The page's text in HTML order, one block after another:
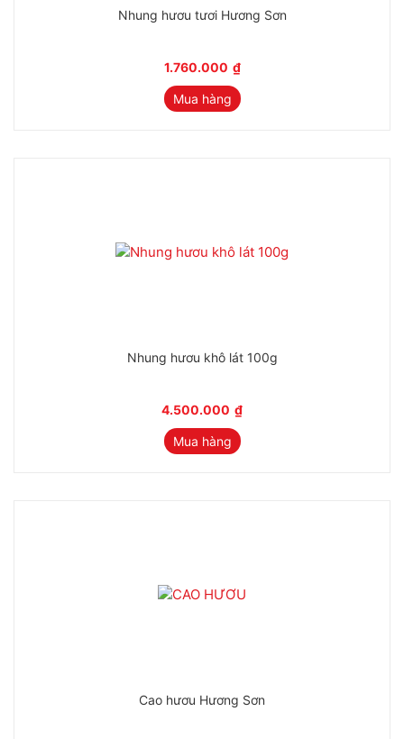
Nhung hươu tươi Hương Sơn
1.760.000 ₫
Mua hàng
Nhung hươu khô lát 100g
4.500.000 ₫
Mua hàng
Cao hươu Hương Sơn